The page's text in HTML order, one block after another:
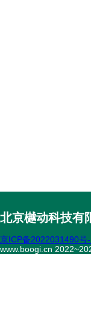
北京樾动科技有
京ICP备2022031490号
www.boogi.cn